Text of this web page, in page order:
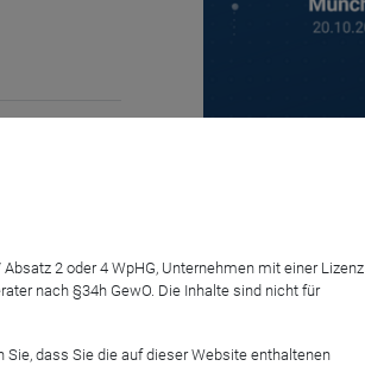
neuen
2 oder 4 WpHG, Unternehmen mit einer Lizenz
nach §34h GewO. Die Inhalte sind nicht für
Sie, dass Sie die auf dieser Website enthaltenen